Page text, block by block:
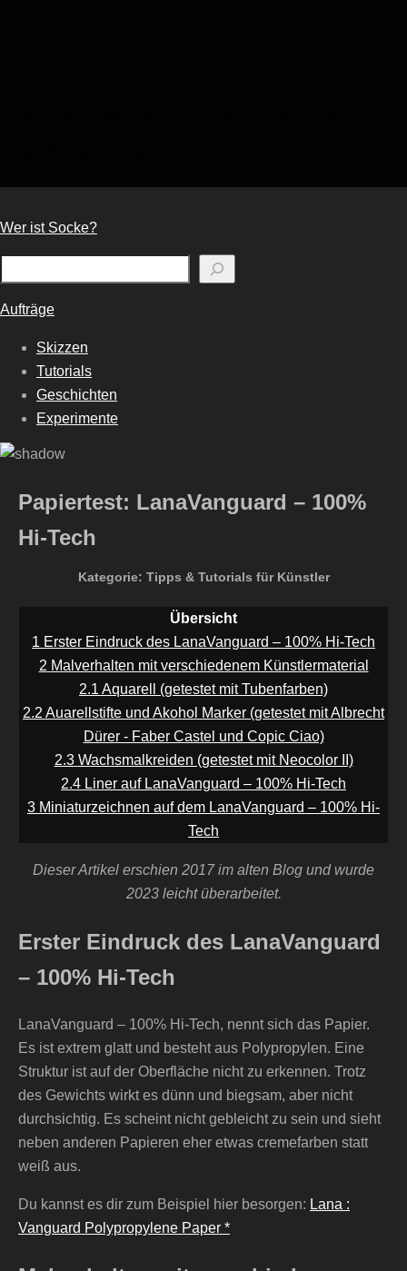
Wer ist Socke?
Aufträge
Skizzen
Tutorials
Geschichten
Experimente
Papiertest: LanaVanguard – 100%
Hi-Tech
Kategorie: Tipps & Tutorials für Künstler
Übersicht
1 Erster Eindruck des LanaVanguard – 100% Hi-Tech
2 Malverhalten mit verschiedenem Künstlermaterial
2.1 Aquarell (getestet mit Tubenfarben)
2.2 Auarellstifte und Akohol Marker (getestet mit Albrecht
Dürer - Faber Castel und Copic Ciao)
2.3 Wachsmalkreiden (getestet mit Neocolor II)
2.4 Liner auf LanaVanguard – 100% Hi-Tech
3 Miniaturzeichnen auf dem LanaVanguard – 100% Hi-
Tech
Dieser Artikel erschien 2017 im alten Blog und wurde
2023 leicht überarbeitet.
Erster Eindruck des LanaVanguard
– 100% Hi-Tech
LanaVanguard – 100% Hi-Tech, nennt sich das Papier.
Es ist extrem glatt und besteht aus Polypropylen. Eine
Struktur ist auf der Oberfläche nicht zu erkennen. Trotz
des Gewichts wirkt es dünn und biegsam, aber nicht
durchsichtig. Es scheint nicht gebleicht zu sein und sieht
neben anderen Papieren eher etwas cremefarben statt
weiß aus.
Du kannst es dir zum Beispiel hier besorgen: Lana :
Vanguard Polypropylene Paper *